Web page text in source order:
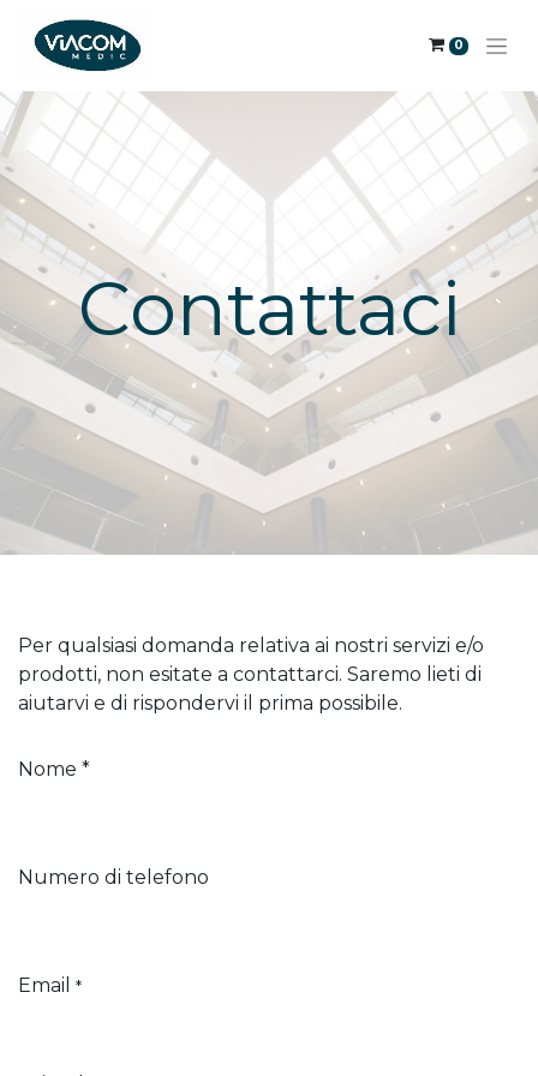
0
Contattaci
Per qualsiasi domanda relativa ai nostri servizi e/o
prodotti, non esitate a contattarci. Saremo lieti di
aiutarvi e di rispondervi il prima possibile.
Nome *
Numero di telefono
Email *